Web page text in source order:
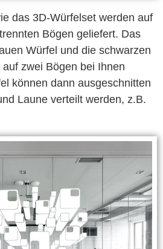
das 3D-Würfelset werden auf
Bögen geliefert. Das
Würfel und die schwarzen
zwei Bögen bei Ihnen
können dann ausgeschnitten
Laune verteilt werden, z.B.